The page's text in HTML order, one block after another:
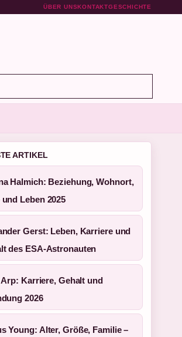
ÜBER UNSKONTAKTGESCHICHTE
ARTIKEL
Halmich: Beziehung, Wohnort,
und Leben 2025
Gerst: Leben, Karriere und
des ESA-Astronauten
Arp: Karriere, Gehalt und
2026
Young: Alter, Größe, Familie –